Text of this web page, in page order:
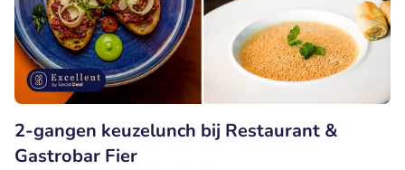
2-gangen keuzelunch bij Restaurant &
Gastrobar Fier